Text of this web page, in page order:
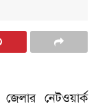
নেটওয়ার্ক